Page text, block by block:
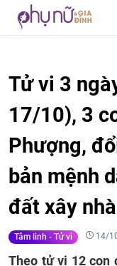
Tử vi 3
17/10), 3
Phượng,
bản mệnh
đất xây nhà
Tâm linh - Tử vi 14/
Theo tử vi 12 con